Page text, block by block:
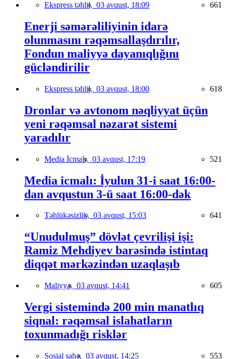
Ekspress təhlil, 03 avqust, 18:09 661
Enerji səmərəliliyinin idarə
olunmasını rəqəmsallaşdırılır,
Fondun maliyyə dayanıqlığını
gücləndirilir
Ekspress təhlil, 03 avqust, 18:00 618
Dronlar və avtonom nəqliyyat üçün
yeni rəqəmsal nəzarət sistemi
yaradılır
Media İcmalı, 03 avqust, 17:19 521
Media icmalı: İyulun 31-i saat 16:00-
dan avqustun 3-ü saat 16:00-dək
Təhlükəsizlik, 03 avqust, 15:03 641
“Unudulmuş” dövlət çevrilişi işi:
Ramiz Mehdiyev barəsində istintaq
diqqət mərkəzindən uzaqlaşıb
Maliyyə, 03 avqust, 14:41 605
Vergi sistemində 200 min manatlıq
siqnal: rəqəmsal islahatların
toxunmadığı risklər
Sosial sahə, 03 avqust, 14:25 553